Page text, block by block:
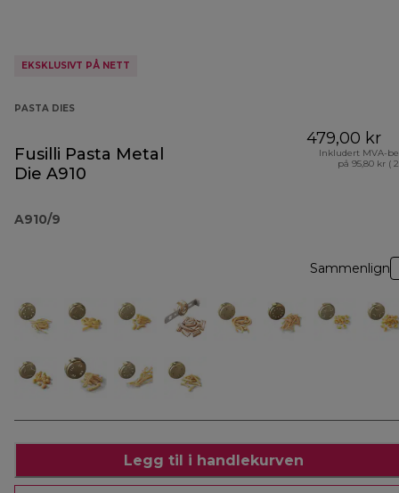
EKSKLUSIVT PÅ NETT
PASTA DIES
Fusilli Pasta Metal
Die A910
A910/9
479,00 kr
Inkludert MVA-
på 95,80 kr (
Sammenlign
Legg til i handlekurven